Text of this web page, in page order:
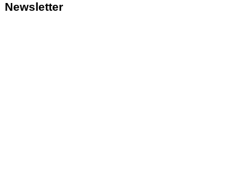
Newsletter